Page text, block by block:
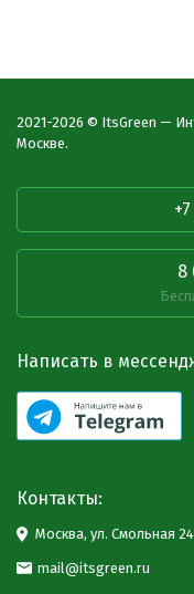
2021-2026 © ItsGreen —
Москве.
8
Написать в
Контакты:
Москва, ул. Смольная
mail@itsgreen.ru